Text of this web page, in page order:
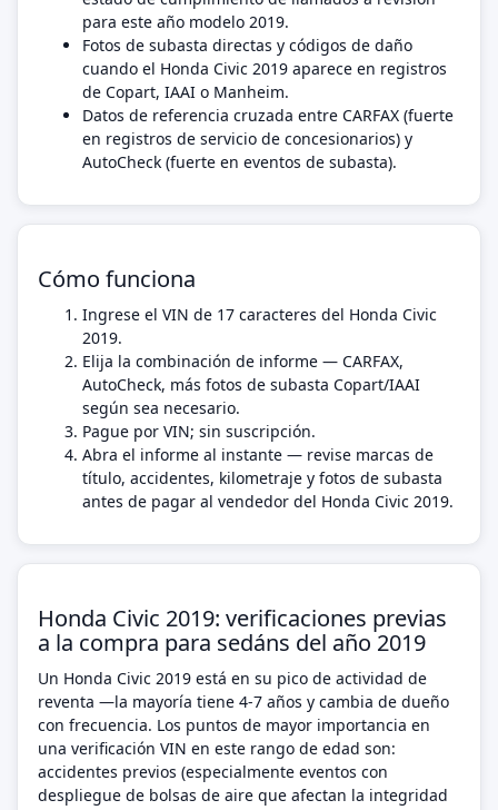
para este año modelo 2019.
Fotos de subasta directas y códigos de daño
cuando el Honda Civic 2019 aparece en registros
de Copart, IAAI o Manheim.
Datos de referencia cruzada entre CARFAX (fuerte
en registros de servicio de concesionarios) y
AutoCheck (fuerte en eventos de subasta).
Cómo funciona
Ingrese el VIN de 17 caracteres del Honda Civic
2019.
Elija la combinación de informe — CARFAX,
AutoCheck, más fotos de subasta Copart/IAAI
según sea necesario.
Pague por VIN; sin suscripción.
Abra el informe al instante — revise marcas de
título, accidentes, kilometraje y fotos de subasta
antes de pagar al vendedor del Honda Civic 2019.
Honda Civic 2019: verificaciones previas
a la compra para sedáns del año 2019
Un Honda Civic 2019 está en su pico de actividad de
reventa —la mayoría tiene 4-7 años y cambia de dueño
con frecuencia. Los puntos de mayor importancia en
una verificación VIN en este rango de edad son:
accidentes previos (especialmente eventos con
despliegue de bolsas de aire que afectan la integridad